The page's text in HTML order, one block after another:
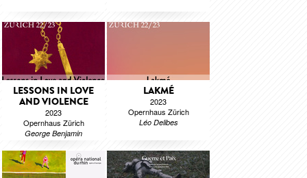
LESSONS IN LOVE
AND VIOLENCE
2023
Opernhaus Zürich
George Benjamin
LAKMÉ
2023
Opernhaus Zürich
Léo Delibes